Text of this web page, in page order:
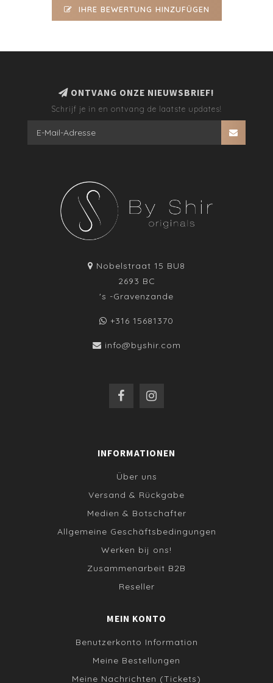
IHRE BEWERTUNG HINZUFÜGEN
ONTVANG ONZE NIEUWSBRIEF!
Schrijf je in en ontvang de laatste updates!
Nobelstraat 15 BU8
2693 BC
's -Gravenzande
+316 15681370
info@byshir.com
INFORMATIONEN
Über uns
Versand & Rückgabe
Medien & Botschafter
Allgemeine Geschäftsbedingungen
Werken bij ons!
Zusammenarbeit B2B
Reseller
MEIN KONTO
Benutzerkonto Information
Meine Bestellungen
Meine Nachrichten (Tickets)